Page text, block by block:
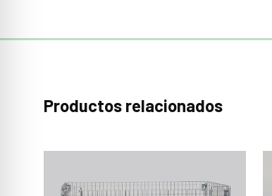
Productos relacionados